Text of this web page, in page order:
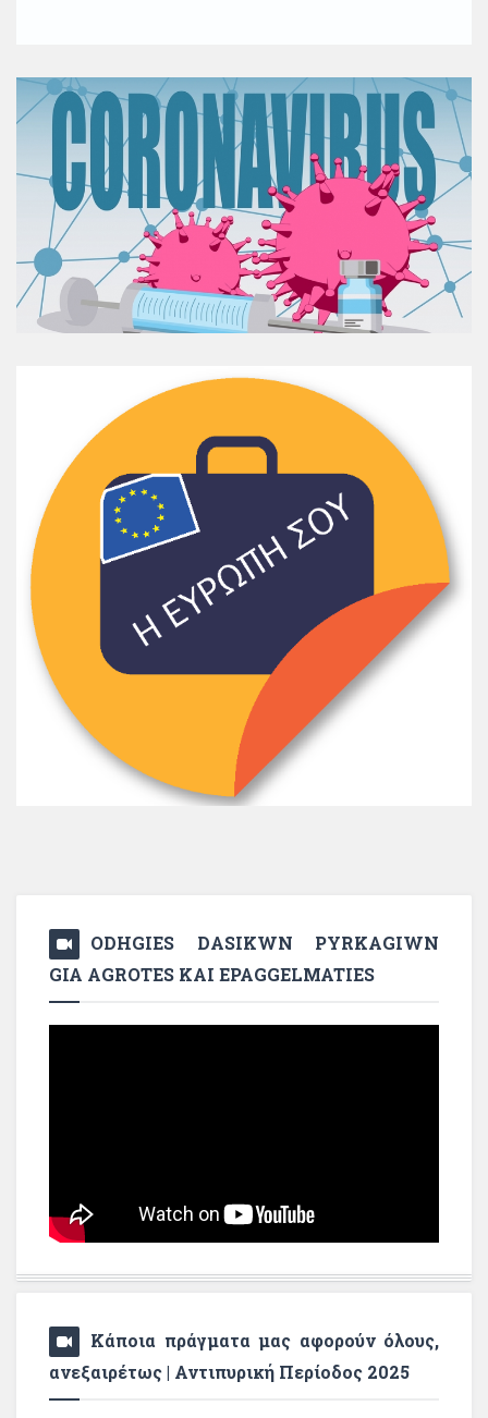
ODHGIES DASIKWN PYRKAGIWN
GIA AGROTES KAI EPAGGELMATIES
Κάποια πράγματα μας αφορούν όλους,
ανεξαιρέτως | Αντιπυρική Περίοδος 2025